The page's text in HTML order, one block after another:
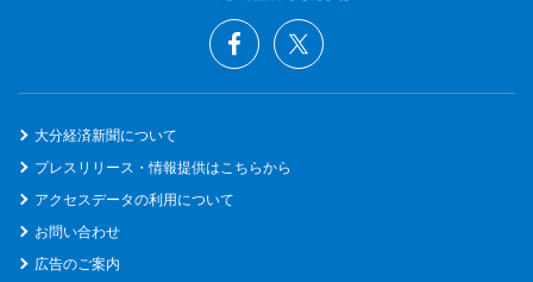
大分経済新聞について
プレスリリース・情報提供はこちらから
アクセスデータの利用について
お問い合わせ
広告のご案内